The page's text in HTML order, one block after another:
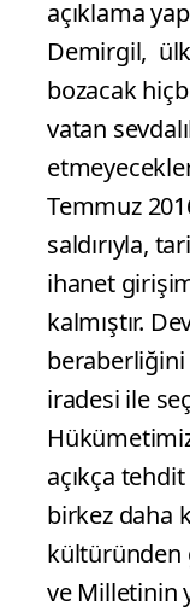
açıklama
Demirgil,
bozacak
vatan
Temmuz
saldırıyla,
ihanet
kalmıştır.
iradesi ile
açıkça
birkez daha
kültüründen
ve Milletinin